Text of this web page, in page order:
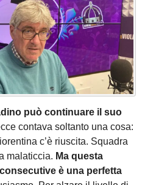
può continuare il suo
contava soltanto una cosa:
c’è riuscita. Squadra
malaticcia. Ma questa
è una perfetta